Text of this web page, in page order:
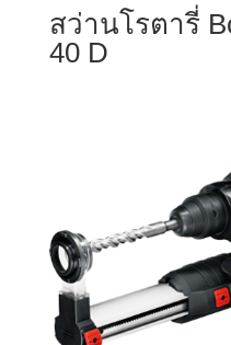
สว่านโรตารี่
40 D